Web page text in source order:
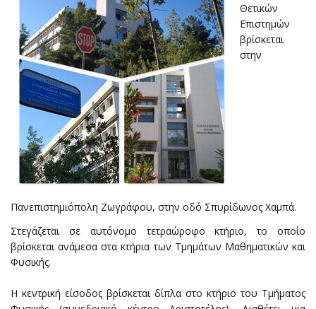
Θετικών
Επιστημών
βρίσκεται
στην
Πανεπιστημιόπολη Ζωγράφου, στην οδό Σπυρίδωνος Χαμπά.
Στεγάζεται σε αυτόνομο τετραώροφο κτήριο, το οποίο
βρίσκεται ανάμεσα στα κτήρια των Τμημάτων Μαθηματικών και
Φυσικής.
Η κεντρική είσοδος βρίσκεται δίπλα στο κτήριο του Τμήματος